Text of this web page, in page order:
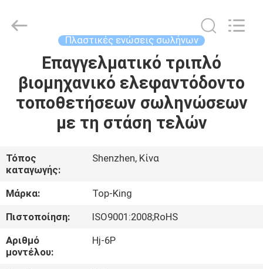
ΠΡΟΪΌΝΤΑ
ΣΧΕΤΙΚΆ
ΜΕ
ΕΜΆΣ
ΕΠΙΣΚΈΨΕΙΣ
ΣΤΟ
ΕΡΓΟΣΤΆΣΙΟ
Πλαστικές ενώσεις σωλήνων
Επαγγελματικό τριπλό
βιομηχανικό ελεφαντόδοντο
τοποθετήσεων σωληνώσεων
με τη στάση τελών
Τόπος
καταγωγής:
Shenzhen, Κίνα
Μάρκα:
Top-King
Πιστοποίηση:
ISO9001:2008;RoHS
Αριθμό
μοντέλου:
Hj-6P